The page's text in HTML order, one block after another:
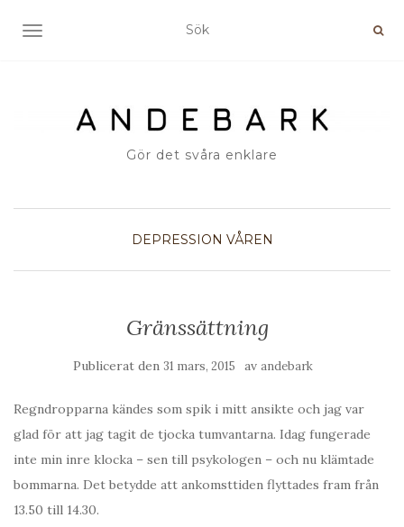
SLÅ PÅ/AV NAVIGERING
Gör det svåra enklare
DEPRESSION VÅREN
Gränssättning
Publicerat den 31 mars, 2015 av andebark
Regndropparna kändes som spik i mitt ansikte och jag var
glad för att jag tagit de tjocka tumvantarna. Idag fungerade
inte min inre klocka – sen till psykologen – och nu klämtade
bommarna. Det betydde att ankomsttiden flyttades fram från
13.50 till 14.30.